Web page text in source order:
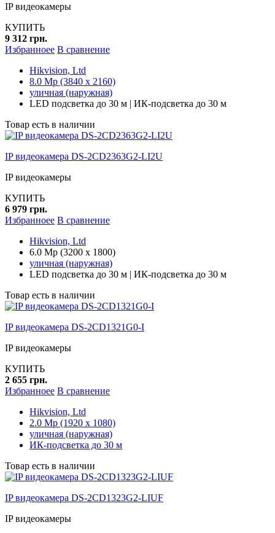
IP видеокамеры
КУПИТЬ
9 312 грн.
Избранноее В сравнение
Hikvision, Ltd
8.0 Mp (3840 x 2160)
уличная (наружная)
LED подсветка до 30 м | ИК-подсветка до 30 м
Товар есть в наличии
IP видеокамера DS-2CD2363G2-LI2U
IP видеокамеры
КУПИТЬ
6 979 грн.
Избранноее В сравнение
Hikvision, Ltd
6.0 Mp (3200 x 1800)
уличная (наружная)
LED подсветка до 30 м | ИК-подсветка до 30 м
Товар есть в наличии
IP видеокамера DS-2CD1321G0-I
IP видеокамеры
КУПИТЬ
2 655 грн.
Избранноее В сравнение
Hikvision, Ltd
2.0 Mp (1920 x 1080)
уличная (наружная)
ИК-подсветка до 30 м
Товар есть в наличии
IP видеокамера DS-2CD1323G2-LIUF
IP видеокамеры